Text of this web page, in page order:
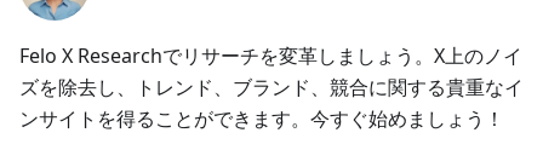
Felo X Researchでリサーチを変革しましょう。X上のノイ
ズを除去し、トレンド、ブランド、競合に関する貴重なイ
ンサイトを得ることができます。今すぐ始めましょう！